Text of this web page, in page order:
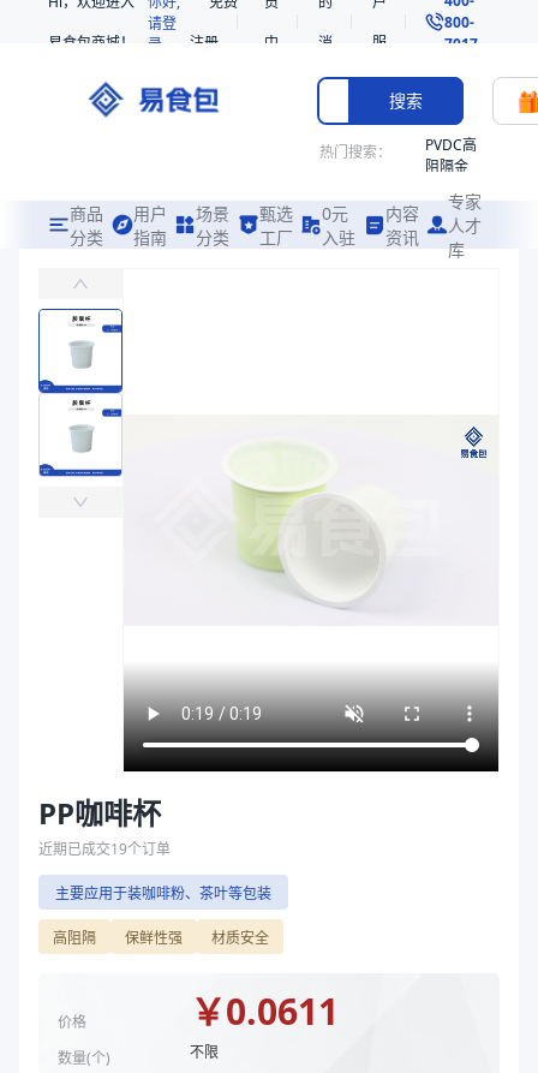
易食包商城！
请登
录
注册
中
消
息
服
务
800-
7017
搜索
热门搜索：
PVDC高
阻隔金
共挤热
收缩袋
221330
商品
分类
用户
指南
场景
分类
甄选
工厂
0元
入驻
内容
资讯
专家
人才
库
主要应用于装咖啡粉、茶叶等包装
易食包（EPAK）专注于PP咖啡杯包装，提供详尽的规格参数、实物图
产品卖点： 高阻隔、保鲜性强、材质安全
应用场景：主要应用于装咖啡粉、茶叶等包装
￥0.0611
商品参数
规格尺寸（mm）
51*44
TJ051044B
黑色
PP咖啡杯
近期已成交19个订单
主要应用于装咖啡粉、茶叶等包装
高阻隔 保鲜性强 材质安全
价格
数量(个)
￥0.0611
不限